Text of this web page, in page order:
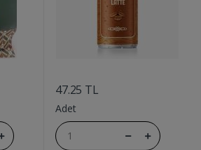
47.25 TL
Adet